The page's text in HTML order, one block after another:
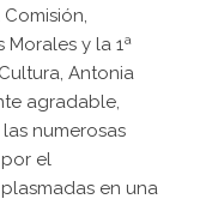
y la 1ª
Antonia
agradable,
numerosas
el
en una